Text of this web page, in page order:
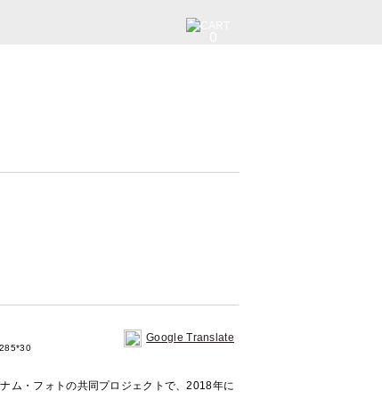
Google Translate
ム・フォトの共同プロジェクトで、2018年に